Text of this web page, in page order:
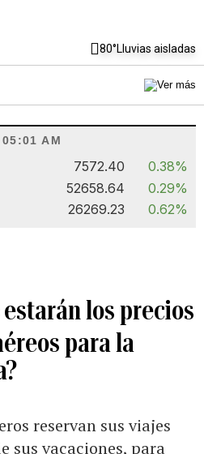
80°Lluvias aisladas
05:01 AM
7572.40
0.38%
52658.64
0.29%
26269.23 0.62%
estarán los precios
para la
reservan sus viajes
sus vacaciones, para